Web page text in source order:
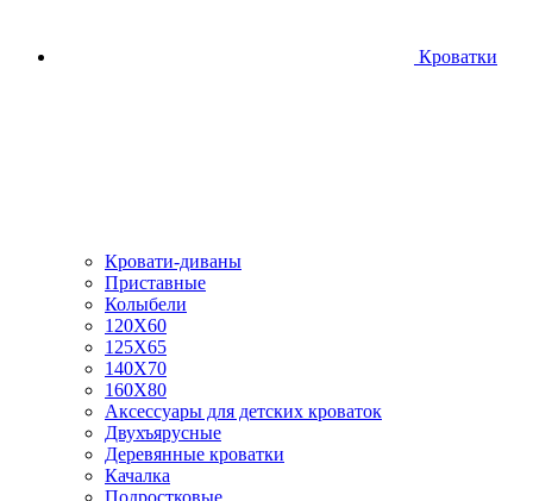
Кроватки
Кровати-диваны
Приставные
Колыбели
120Х60
125X65
140Х70
160Х80
Аксессуары для детских кроваток
Двухъярусные
Деревянные кроватки
Качалка
Подростковые